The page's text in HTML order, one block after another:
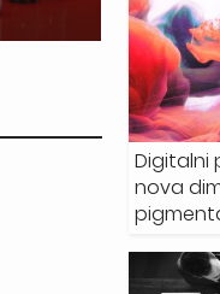
Digitalni
nova